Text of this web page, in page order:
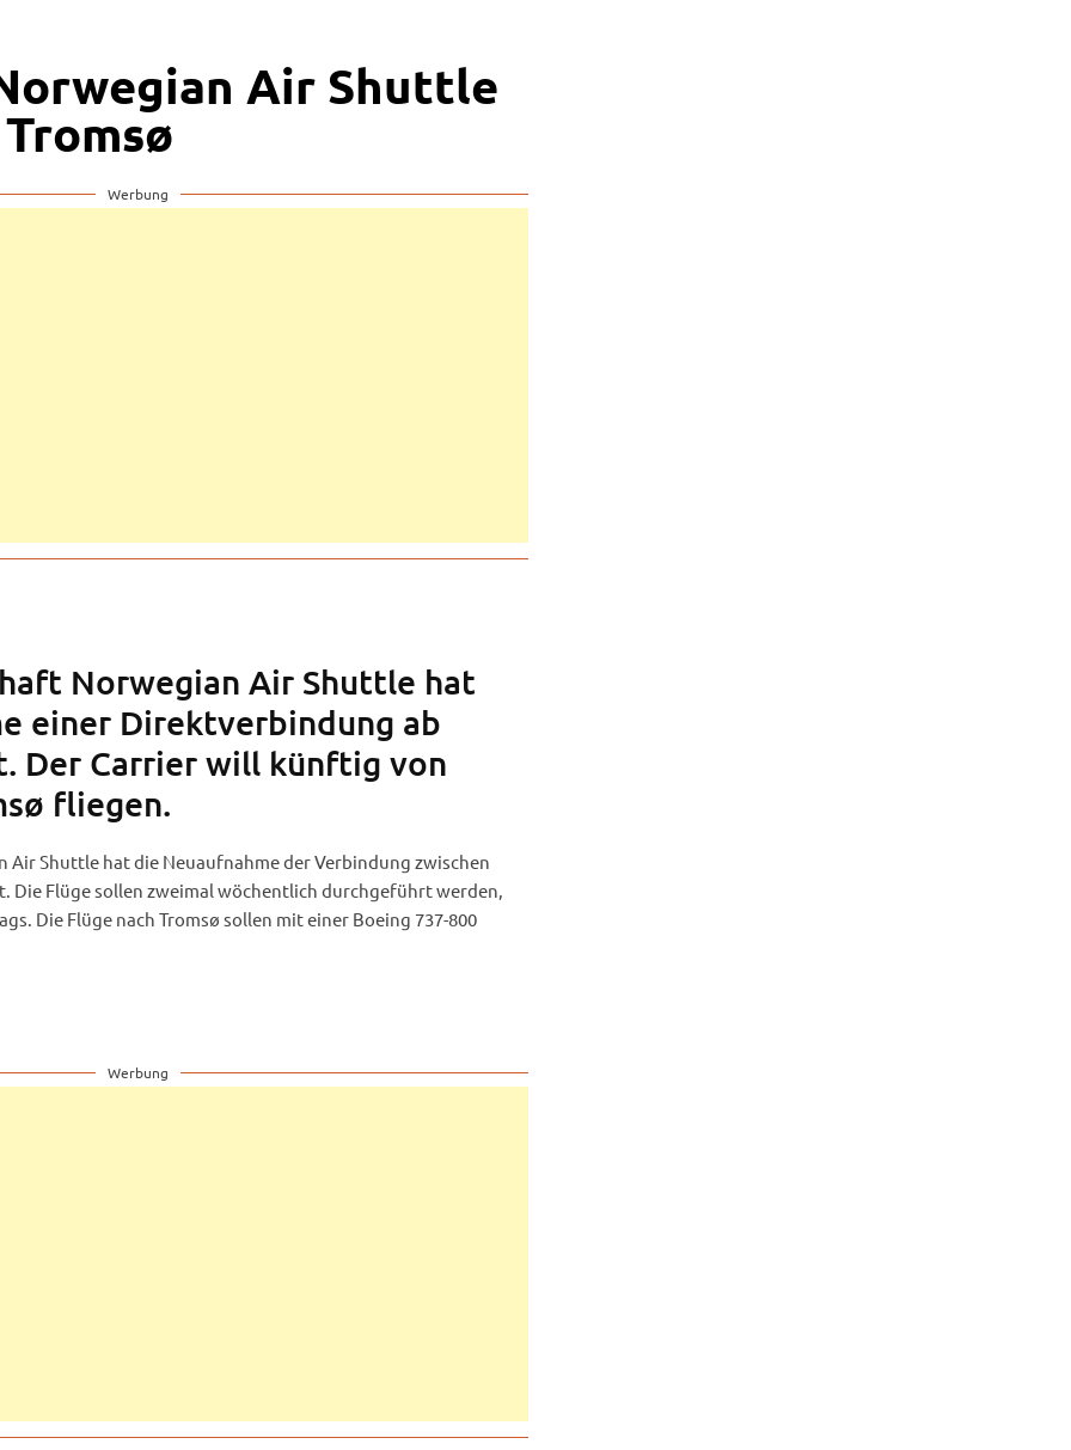
Air Shuttle
Werbung
Norwegian Air Shuttle hat
einer Direktverbindung ab
Der Carrier will künftig von
fliegen.
Air Shuttle hat die Neuaufnahme der Verbindung zwischen
Die Flüge sollen zweimal wöchentlich durchgeführt werden,
Die Flüge nach Tromsø sollen mit einer Boeing 737-800
Werbung